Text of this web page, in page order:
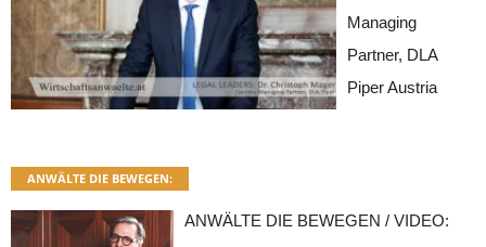
Managing
Partner, DLA
Piper Austria
ANWÄLTE DIE BEWEGEN:
ANWÄLTE DIE BEWEGEN / VIDEO: